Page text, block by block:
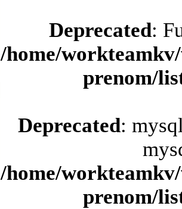
Deprecated:
/home/
prenom/
Deprecated:
/home/
prenom/